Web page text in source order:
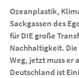
Ozeanplastik,
Sackgassen des
für DIE große
Nachhaltigkeit.
Weg, jetzt muss er
Deutschland ist